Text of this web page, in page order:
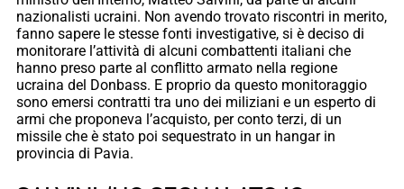
nazionalisti ucraini. Non avendo trovato riscontri in merito,
fanno sapere le stesse fonti investigative, si è deciso di
monitorare l’attività di alcuni combattenti italiani che
hanno preso parte al conflitto armato nella regione
ucraina del Donbass. E proprio da questo monitoraggio
sono emersi contratti tra uno dei miliziani e un esperto di
armi che proponeva l’acquisto, per conto terzi, di un
missile che è stato poi sequestrato in un hangar in
provincia di Pavia.